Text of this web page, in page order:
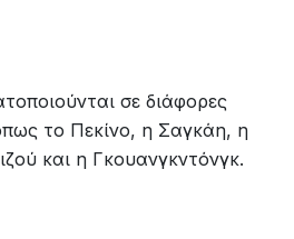
σε διάφορες
το Πεκίνο, η Σαγκάη, η
και η Γκουανγκντόνγκ.